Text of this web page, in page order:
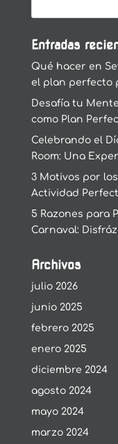
Entradas
Qué hacer en
el plan perfecto
Desafía tu
como Plan
Celebrando el
Room: Una
3 Motivos por
Actividad
5 Razones para
Carnaval:
Archivos
julio 2026
junio 2025
febrero 2025
enero 2025
diciembre 2024
agosto 2024
mayo 2024
marzo 2024